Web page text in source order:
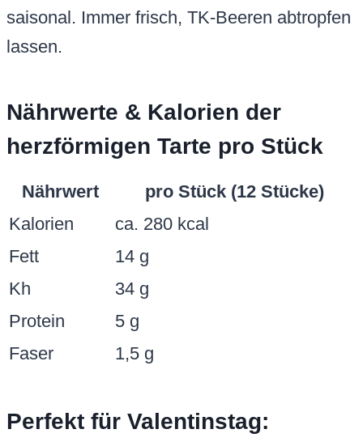
saisonal. Immer frisch, TK-Beeren abtropfen
lassen.
Nährwerte & Kalorien der
herzförmigen Tarte pro Stück
Nährwert
pro Stück (12 Stücke)
Kalorien
ca. 280 kcal
Fett
14 g
Kh
34 g
Protein
5 g
Faser
1,5 g
Perfekt für Valentinstag: